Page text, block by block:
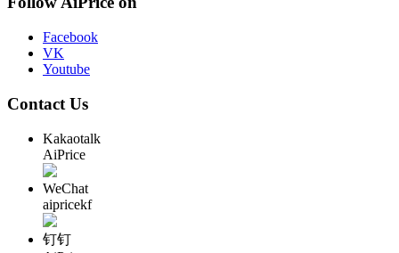
Facebook
VK
Youtube
Contact Us
Kakaotalk
AiPrice
WeChat
aipricekf
钉钉